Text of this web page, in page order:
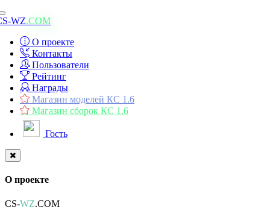
Toggle
navigation
WZ.COM
О проекте
Контакты
Пользователи
Рейтинг
Награды
Магазин моделей КС 1.6
Магазин сборок КС 1.6
Гость
О проекте
CS-WZ.COM